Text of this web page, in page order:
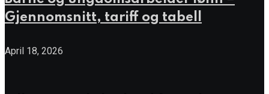
Gjennomsnitt, tariff og tabell
April 18, 2026